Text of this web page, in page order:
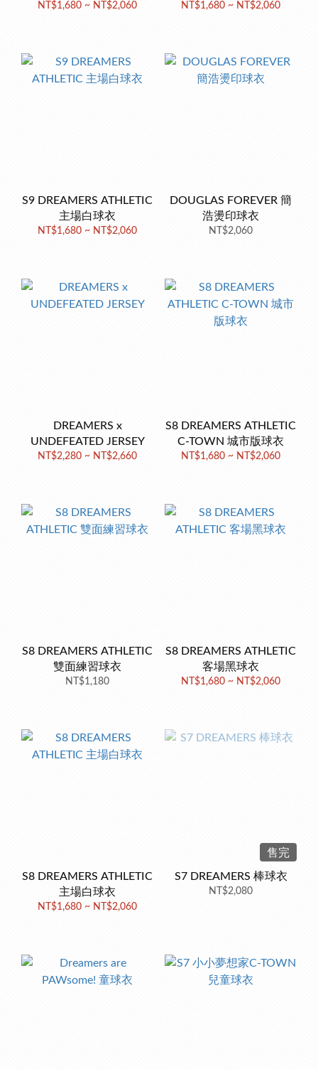
NT$1,680 ~ NT$2,060 NT$1,680 ~ NT$2,060
S9 DREAMERS ATHLETIC
主場白球衣
NT$1,680 ~ NT$2,060
DOUGLAS FOREVER 簡
浩燙印球衣
NT$2,060
DREAMERS x
UNDEFEATED JERSEY
NT$2,280 ~ NT$2,660
S8 DREAMERS ATHLETIC
C-TOWN 城市版球衣
NT$1,680 ~ NT$2,060
S8 DREAMERS ATHLETIC
雙面練習球衣
NT$1,180
S8 DREAMERS ATHLETIC
客場黑球衣
NT$1,680 ~ NT$2,060
S8 DREAMERS ATHLETIC
主場白球衣
NT$1,680 ~ NT$2,060
售完
S7 DREAMERS 棒球衣
NT$2,080